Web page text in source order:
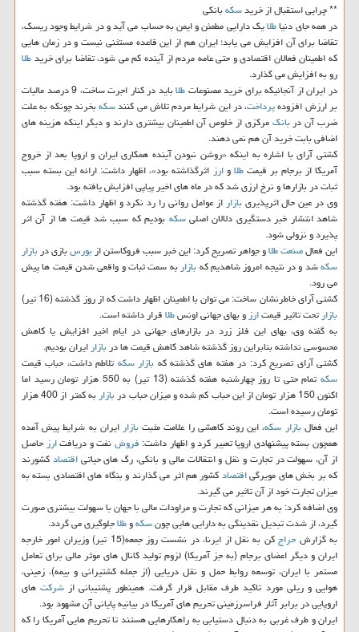
** چرایی استقبال از خریدسكهبانكی
در همه جای دنیاطلایك دارایی مطمئن و ایمن به حساب می آید و در شرایط وجود ریسك،
تقاضا برای آن افزایش می یابد؛ ایران هم از این قاعده مستثنی نیست و در زمان هایی
كه اطمینان فعالان اقتصادی و حتی عامه مردم از آینده كم می شود، تقاضا برای خریدطلا
رو به افزایش می گذارد.
در ایران از آنجائیكه برای خرید مصنوعاتطلا
باید در كنار اجرت ساخت، 9 درصد مالیات
بر ارزش افزودهپرداخت، در این شرایط مردم تلاش می كنندسكهبخرند چونكه به علت
ضرب آن دربانكمركزی از خلوص آن اطمینان بیشتری دارند و دیگر اینكه هزینه های
اضافی بابت خرید آن هم نمی دهند.
كشتی آرای با اشاره به اینكه «روشن نبودن آینده همكاری ایران و اروپا بعد از خروج
آمریكا از برجام بر قیمتطلاوارز اثرگذاشته بود»، اظهار داشت: ارائه این بسته سبب
ثبات در بازارها و نرخ ارزی شد كه در ماه های اخیر پیاپی افزایش یافته بود.
وی در عین حال اثرپذیریبازاراز عوامل روانی را رد نكرد و اظهار داشت: هفته گذشته
شاهد انتشار خبر دستگیری دلالان اصلیسكه بودیم كه سبب شد قیمت ها از آن اثر
پذیرد و نزولی شود.
این فعالصنعتطلاو جواهر تصریح كرد: این خبر سبب فروكاستن ازبورسبازی دربازار
سكهشد و در نتیجه امروز شاهدیم كهبازاربه سمت ثبات و واقعی شدن قیمت ها پیش
می رود.
كشتی آرای خاطرنشان ساخت: می توان با اطمینان اظهار داشت كه از روز گذشته (16 تیر)
بازارتحت تاثیر قیمتارزو بهای جهانی اونسطلاقرار داشته است.
به گفته وی، بهای این فلز زرد در بازارهای جهانی در ایام اخیر افزایش یا كاهش
محسوسی نداشته بنابراین روز گذشته شاهد كاهش قیمت ها دربازارایران بودیم.
كشتی آرای تصریح كرد: در هفته های گذشته كه بازارسكهتلاطم داشت، حباب قیمت
سكه
تمام حتی تا روز چهارشنبه هفته گذشته (13 تیر) به 550 هزار تومان رسید اما
اكنون 150 هزار تومان از این حباب كم شده و میزان حباب در
بازار
به كمتر از 400 هزار
تومان رسیده است.
این فعالبازار سكه، این روند كاهشی را علامت مثبتبازارایران به شرایط پیش آمده
همچون بسته پیشنهادی اروپا تعبیر كرد و اظهار داشت: فروشنفت و دریافتارزحاصل
از آن، سهولت در تجارت و نقل و انتقالات مالی و بانكی، رگ های حیاتیاقتصادكشورند
كه بر بخش های مویرگیاقتصادكشور هم اثر می گذارند و بنگاه های اقتصادی بسته به
میزان تجارت خود از آن تاثیر می گیرند.
وی اضافه كرد: به هر میزانی كه تجارت و مراودات مالی با جهان با سهولت بیشتری صورت
گیرد، از شدت تبدیل نقدینگی به دارایی هایی چونسكهوطلاجلوگیری می گردد.
به گزارش حراج
كن به نقل از ایرنا، در نشست روز جمعه(15 تیر) وزیران امور خارجه
ایران و دیگر اعضای برجام (به جز آمریكا) لزوم تولید كانال های موثر مالی برای تعامل
مستمر با ایران، توسعه روابط حمل و نقل دریایی (از جمله كشتیرانی و بیمه)، زمینی،
هوایی و ریلی مورد تاكید طرف مقابل قرار گرفت. همینطور پشتیبانی از شركتهای
اروپایی در برابر آثار فراسرزمینی تحریم های آمریكا در بیانیه پایانی آن مشهود بود.
ایران و طرف غربی به دنبال دستیابی به راهكارهایی هستند تا تحریم هایی آمریكا را كه